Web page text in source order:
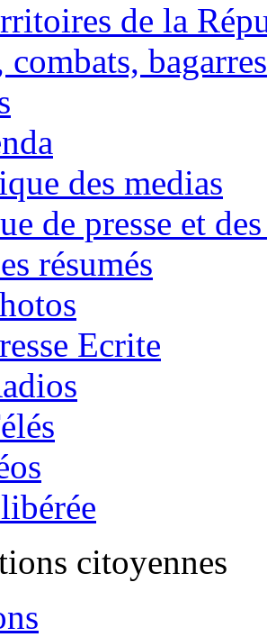
de la
combats, bagarres
des medias
de presse et
résumés
Ecrite
citoyennes